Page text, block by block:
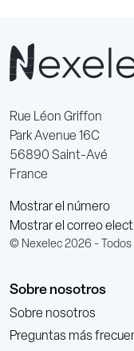
Rue Léon Griffon
Park Avenue 16C
56890 Saint-Avé
France
Mostrar el número
Mostrar el correo
© Nexelec 2026 -
Sobre nosotros
Sobre nosotros
Preguntas más